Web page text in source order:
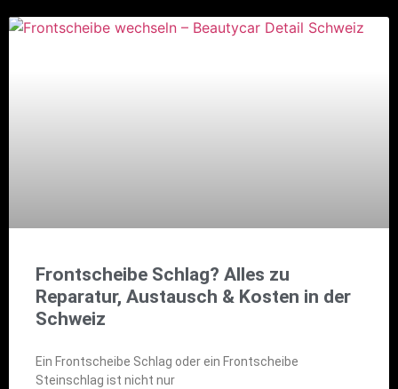
Frontscheibe Schlag? Alles zu
Reparatur, Austausch & Kosten in der
Schweiz
Ein Frontscheibe Schlag oder ein Frontscheibe
Steinschlag ist nicht nur